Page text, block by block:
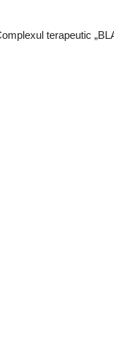
terapeutic